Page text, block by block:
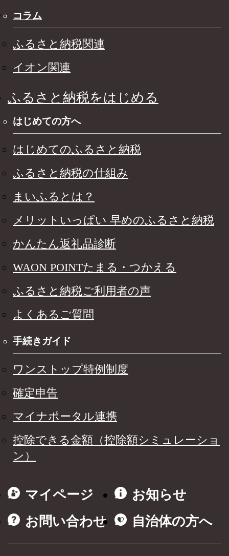
コラム
ふるさと納税関連
イオン関連
ふるさと納税をはじめる
はじめての方へ
はじめてのふるさと納税
ふるさと納税の仕組み
まいふるとは？
メリットいっぱい 早めのふるさと納税
かんたん返礼品診断
WAON POINTたまる・つかえる
ふるさと納税ご利用者の声
よくあるご質問
手続きガイド
ワンストップ特例制度
確定申告
マイナポータル連携
控除できる金額（控除額シミュレーショ
ン）
マイページ
お知らせ
お問い合わせ
自治体の方へ